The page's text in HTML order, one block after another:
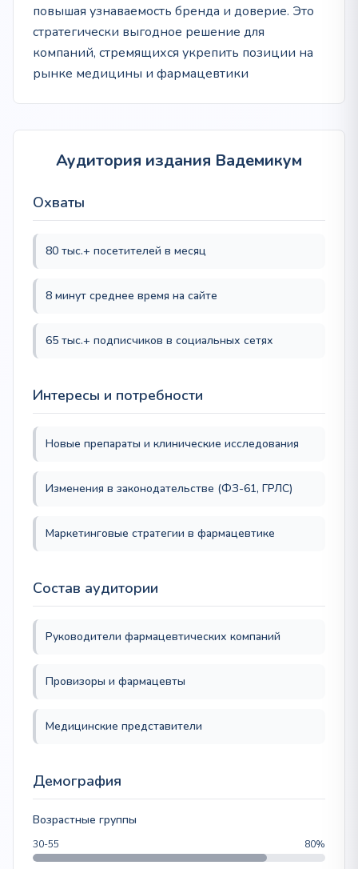
повышая узнаваемость бренда и доверие. Это
стратегически выгодное решение для
компаний, стремящихся укрепить позиции на
рынке медицины и фармацевтики
Аудитория издания Вадемикум
Охваты
80 тыс.+ посетителей в месяц
8 минут среднее время на сайте
65 тыс.+ подписчиков в социальных сетях
Интересы и потребности
Новые препараты и клинические исследования
Изменения в законодательстве (ФЗ-61, ГРЛС)
Маркетинговые стратегии в фармацевтике
Состав аудитории
Руководители фармацевтических компаний
Провизоры и фармацевты
Медицинские представители
Демография
Возрастные группы
30-55 80%